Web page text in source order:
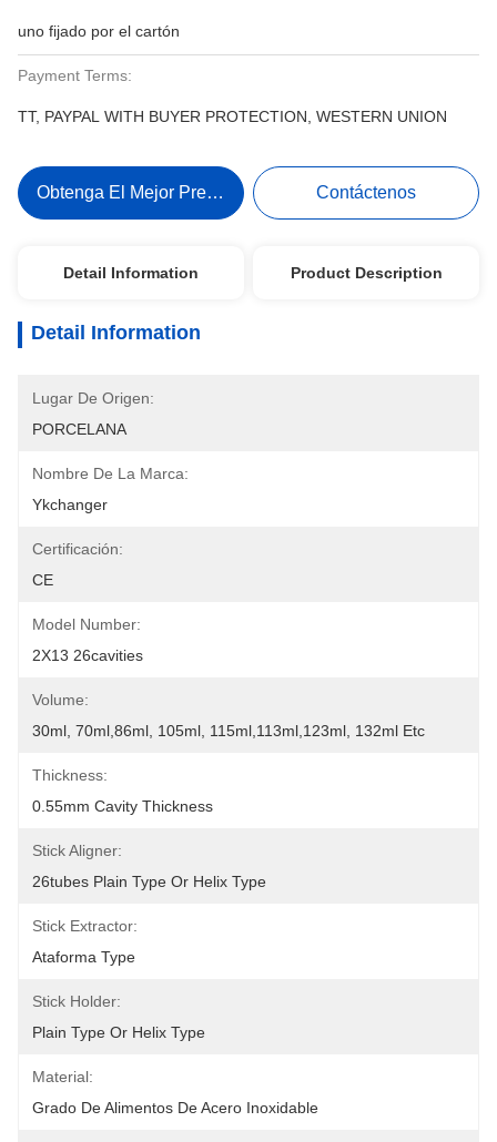
uno fijado por el cartón
Payment Terms:
TT, PAYPAL WITH BUYER PROTECTION, WESTERN UNION
Obtenga El Mejor Precio Contáctenos
Detail Information Product Description
Detail Information
Lugar De Origen:
PORCELANA
Nombre De La Marca:
Ykchanger
Certificación:
CE
Model Number:
2X13 26cavities
Volume:
30ml, 70ml,86ml, 105ml, 115ml,113ml,123ml, 132ml Etc
Thickness:
0.55mm Cavity Thickness
Stick Aligner:
26tubes Plain Type Or Helix Type
Stick Extractor:
Ataforma Type
Stick Holder:
Plain Type Or Helix Type
Material:
Grado De Alimentos De Acero Inoxidable